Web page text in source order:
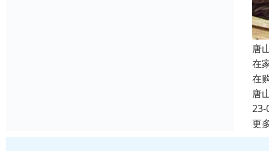
唐
在
在
唐
23-
更